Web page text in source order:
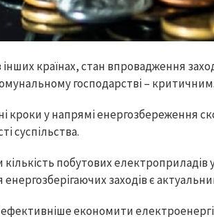
в інших країнах, стан впровадження
господарстві – критичним.
кроки у напрямі енергозбереження
суспільства.
кількість побутових
заходів є
економити